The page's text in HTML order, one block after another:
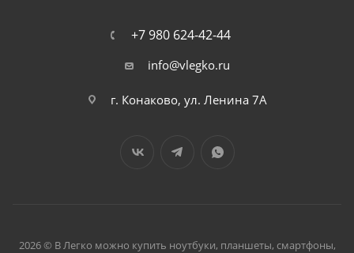
+7 980 624-42-44
info@vlegko.ru
г. Конаково, ул. Ленина 7А
2026 © В Легко можно купить ноутбуки, планшеты, смартфоны,